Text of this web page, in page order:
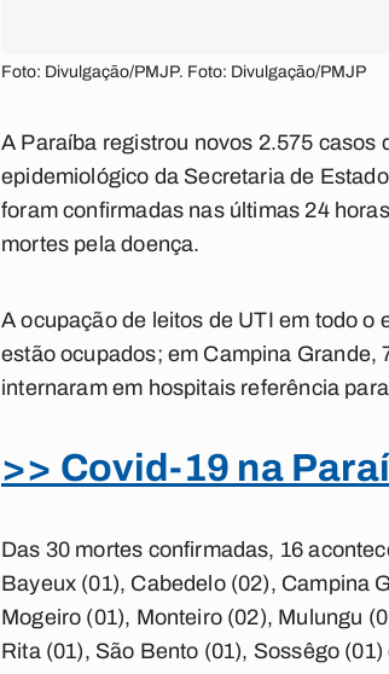
Foto: Divulgação/PMJP. Foto: Divulgação/PMJP
A Paraíba registrou novos 2.575 casos
epidemiológico da Secretaria de
foram confirmadas nas últimas 24
mortes pela doença.
A ocupação de leitos de UTI em todo
estão ocupados; em Campina Grande,
internaram em hospitais referência
>> Covid-19 na
Das 30 mortes confirmadas, 16
Bayeux (01), Cabedelo (02), Campina
Mogeiro (01), Monteiro (02), Mulungu
Rita (01), São Bento (01), Sossêgo (01)